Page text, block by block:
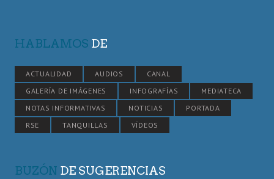
HABLAMOS DE
ACTUALIDAD AUDIOS
CANAL
GALERÍA DE IMÁGENES
INFOGRAFÍAS
MEDIATECA
NOTAS INFORMATIVAS
NOTICIAS
PORTADA
RSE
TANQUILLAS VÍDEOS
BUZÓN DE SUGERENCIAS